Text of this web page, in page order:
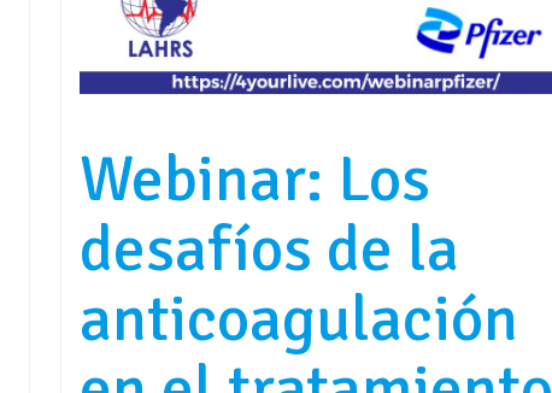
Webinar: Los
desafíos de la
anticoagulación